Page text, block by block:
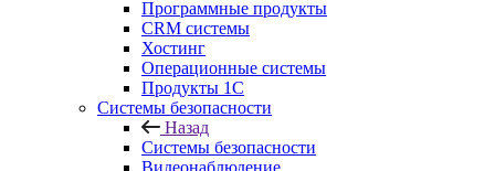
Программные продукты
CRM системы
Хостинг
Операционные системы
Продукты 1С
Системы безопасности
Назад
Системы безопасности
Видеонаблюдение